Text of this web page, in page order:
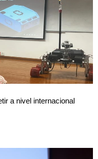
a nivel internacional